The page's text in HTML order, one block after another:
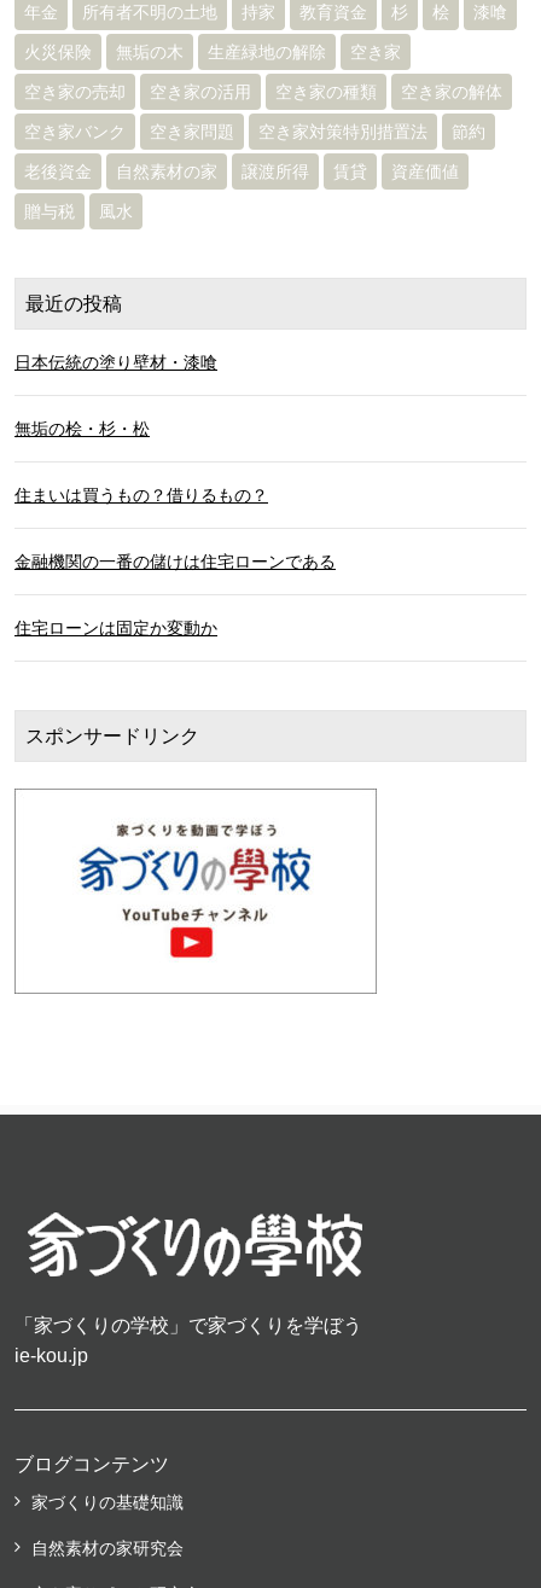
年金 所有者不明の土地 持家 教育資金 杉 桧 漆喰
火災保険 無垢の木 生産緑地の解除 空き家
空き家の売却 空き家の活用 空き家の種類 空き家の解体
空き家バンク 空き家問題 空き家対策特別措置法 節約
老後資金 自然素材の家 譲渡所得 賃貸 資産価値
贈与税 風水
最近の投稿
日本伝統の塗り壁材・漆喰
無垢の桧・杉・松
住まいは買うもの？借りるもの？
金融機関の一番の儲けは住宅ローンである
住宅ローンは固定か変動か
スポンサードリンク
「家づくりの学校」で家づくりを学ぼう
ie-kou.jp
ブログコンテンツ
家づくりの基礎知識
自然素材の家研究会